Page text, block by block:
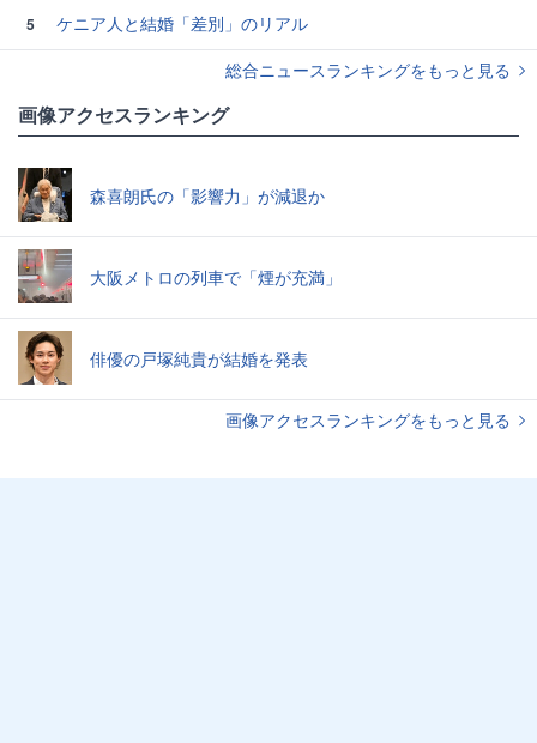
5
ケニア人と結婚「差別」のリアル
総合ニュースランキングをもっと見る
画像アクセスランキング
森喜朗氏の「影響力」が減退か
大阪メトロの列車で「煙が充満」
俳優の戸塚純貴が結婚を発表
画像アクセスランキングをもっと見る